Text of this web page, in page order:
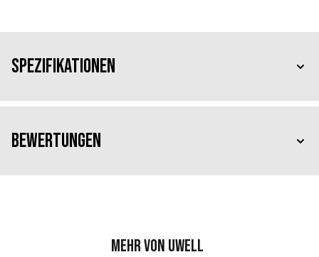
Spezifikationen
Bewertungen
Mehr von Uwell